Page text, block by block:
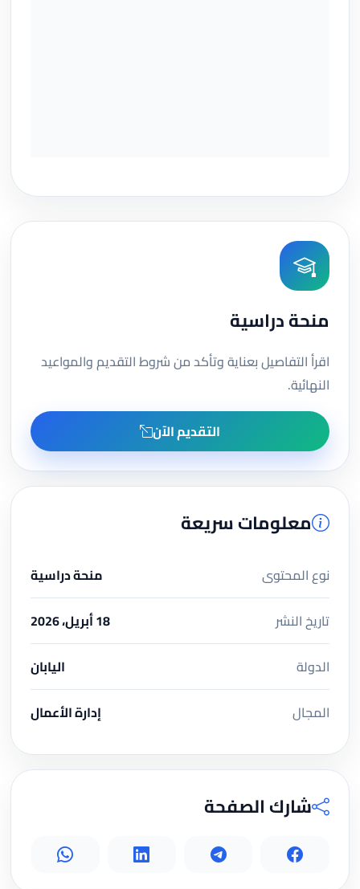
منحة دراسية
اقرأ التفاصيل بعناية وتأكد من شروط التقديم والمواعيد
النهائية.
التقديم الآن
معلومات سريعة
نوع المحتوى
منحة دراسية
تاريخ النشر
18 أبريل، 2026
الدولة
اليابان
المجال
إدارة الأعمال
شارك الصفحة